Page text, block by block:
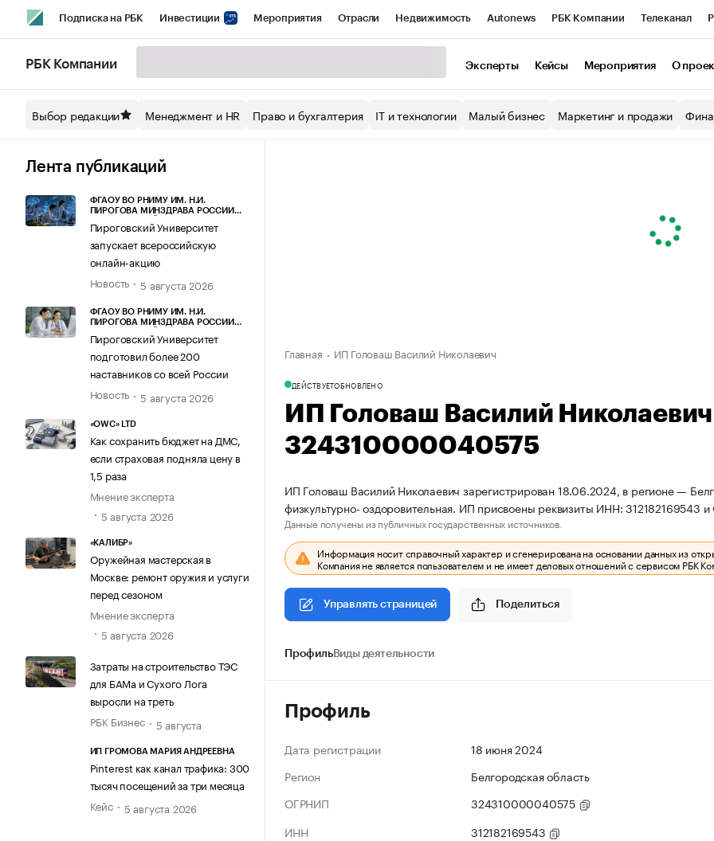
Подписка на РБК Инвестиции Мероприятия Отрасли Недвижимость Autonews РБК Компании Телеканал
Спецпроекты СПб Конференции СПб Спецпроекты Экономика Бизнес
Технологии и медиа
РБК Компании Эксперты Кейсы Мероприятия О
Выбор редакции Менеджмент и HR Право и бухгалтерия IT и технологии Малый бизнес Маркетинг и продажи
Лента публикаций
ФГАОУ ВО РНИМУ ИМ. Н.И.
ПИРОГОВА МИНЗДРАВА РОССИИ
Пироговский Университет
запускает всероссийскую
онлайн-акцию
Новость
5 августа 2026
ФГАОУ ВО РНИМУ ИМ. Н.И.
ПИРОГОВА МИНЗДРАВА РОССИИ
Пироговский Университет
подготовил более 200
наставников со всей России
Новость
5 августа 2026
«OWC» LTD
Как сохранить бюджет на ДМС,
если страховая подняла цену в
1,5 раза
Мнение эксперта
5 августа 2026
«КАЛИБР»
Оружейная мастерская в
Москве: ремонт оружия и услуги
перед сезоном
Мнение эксперта
5 августа 2026
Затраты на строительство ТЭС
для БАМа и Сухого Лога
выросли на треть
РБК Бизнес
5 августа
ИП ГРОМОВА МАРИЯ АНДРЕЕВНА
Pinterest как канал трафика: 300
тысяч посещений за три месяца
Кейс
5 августа 2026
Главная ИП Головаш Василий Николаевич
ДЕЙСТВУЕТОБНОВЛЕНО
ИП Головаш Василий
324310000040575
ИП Головаш Василий Николаевич зарегистрирован 18.06.2024, в регионе —
физкультурно- оздоровительная. ИП присвоены реквизиты ИНН:
Данные получены из публичных государственных источников.
Информация носит справочный характер и сгенерирована на основании данных из
Компания не является пользователем и не имеет деловых отношений с сервисом РБК
Управлять страницей Поделиться
ПрофильВиды деятельности
Профиль
Дата регистрации
18 июня 2024
Регион
Белгородская область
ОГРНИП
324310000040575
ИНН
312182169543